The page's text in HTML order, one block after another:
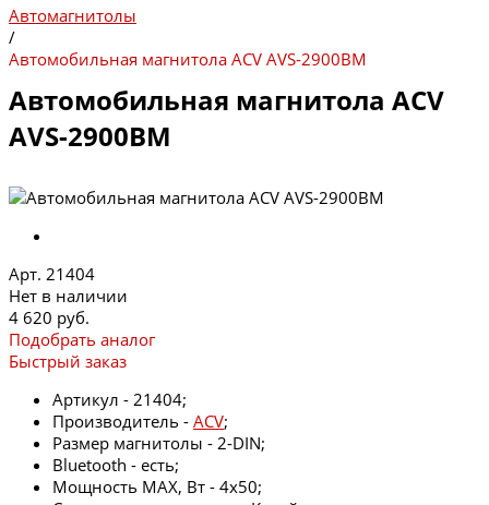
Автомагнитолы
/
Автомобильная магнитола ACV AVS-2900BM
Автомобильная магнитола ACV
AVS-2900BM
Арт. 21404
Нет в наличии
4 620 руб.
Подобрать аналог
Быстрый заказ
Артикул - 21404;
Производитель - ACV;
Размер магнитолы - 2-DIN;
Bluetooth - есть;
Мощность MAX, Вт - 4х50;